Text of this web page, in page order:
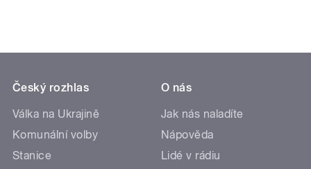
Český rozhlas
Válka na Ukrajině
Komunální volby
Stanice
O nás
Jak nás naladíte
Nápověda
Lidé v rádiu